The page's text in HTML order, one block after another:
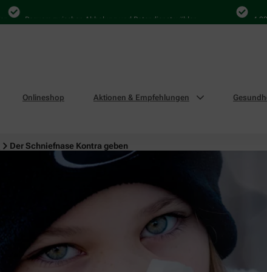
Bequem zwischen Abholung und Botendienst wählen 4.000
Onlineshop Aktionen & Empfehlungen
Der Schniefnase Kontra geben